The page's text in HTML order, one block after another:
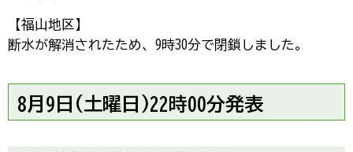
【福山地区】
断水が解消されたため、9時30分で閉鎖しました。
8月9日(土曜日)22時00分発表